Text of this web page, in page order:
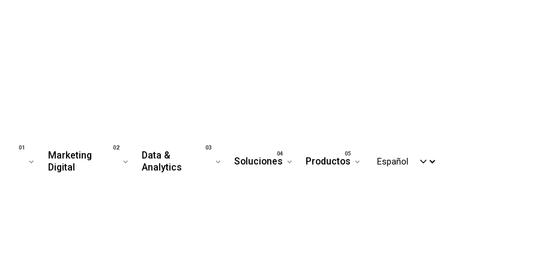
Marketing
Digital
Data &
Analytics
Soluciones Productos